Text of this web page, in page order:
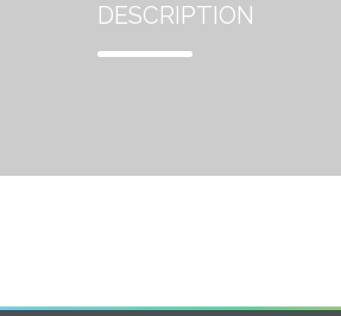
DESCRIPTION